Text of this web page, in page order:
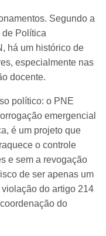
Segundo a
de Política
há um histórico de
especialmente nas
docente.
político: o PNE
emergencial
é um projeto que
o controle
e sem a revogação
de ser apenas um
do artigo 214
do